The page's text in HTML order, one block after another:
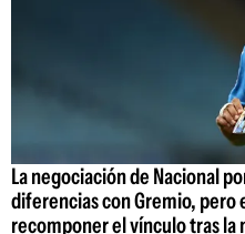
La negociación de Nacional
diferencias con Gremio,
recomponer el vínculo tras la